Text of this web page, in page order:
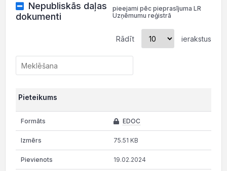
Nepubliskās daļas
dokumenti
pieejami pēc pieprasījuma LR
Uzņēmumu reģistrā
Rādīt ierakstus
Pieteikums
EDOC
75.51 KB
19.02.2024